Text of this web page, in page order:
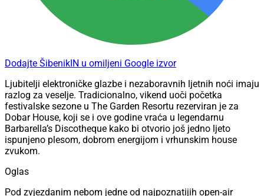
Dodajte ŠibenikIN u omiljeni Google izvor
Ljubitelji elektroničke glazbe i nezaboravnih ljetnih noći imaju
razlog za veselje. Tradicionalno, vikend uoči početka
festivalske sezone u The Garden Resortu rezerviran je za
Dobar House, koji se i ove godine vraća u legendarnu
Barbarella’s Discotheque kako bi otvorio još jedno ljeto
ispunjeno plesom, dobrom energijom i vrhunskim house
zvukom.
Oglas
Pod zvjezdanim nebom jedne od najpoznatijih open-air